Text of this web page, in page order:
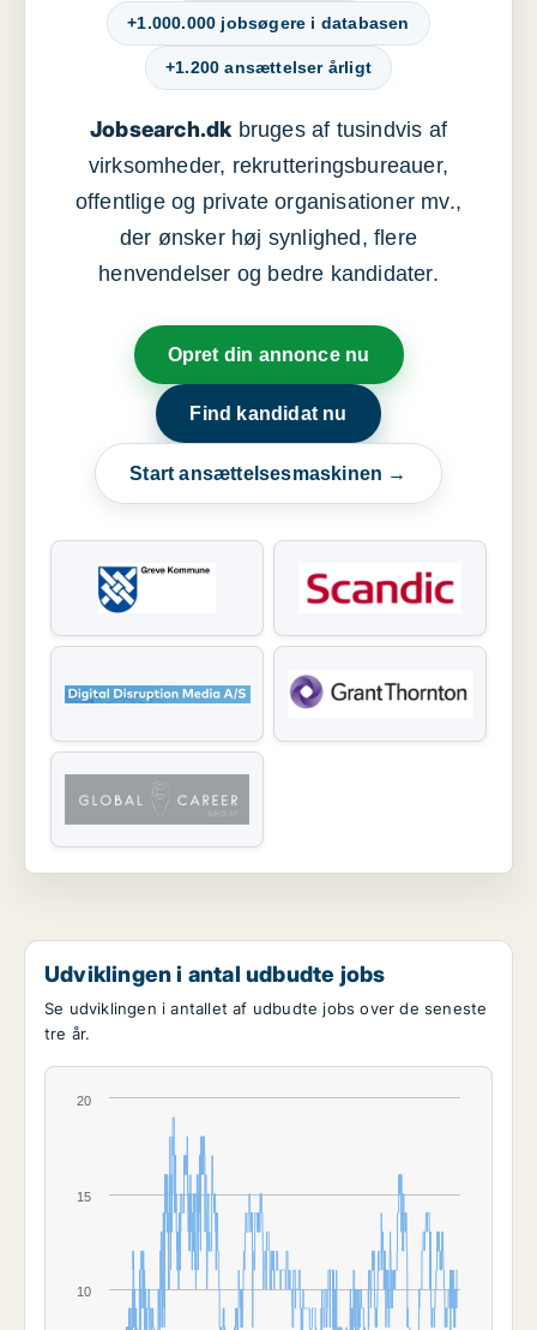
+1.000.000 jobsøgere i databasen
+1.200 ansættelser årligt
Jobsearch.dkbruges af tusindvis af
virksomheder, rekrutteringsbureauer,
offentlige og private organisationer mv.,
der ønsker høj synlighed, flere
henvendelser og bedre kandidater.
Opret din annonce nu
Find kandidat nu
Start ansættelsesmaskinen →
Udviklingen i antal udbudte jobs
Se udviklingen i antallet af udbudte jobs over de seneste
tre år.
10
15
20